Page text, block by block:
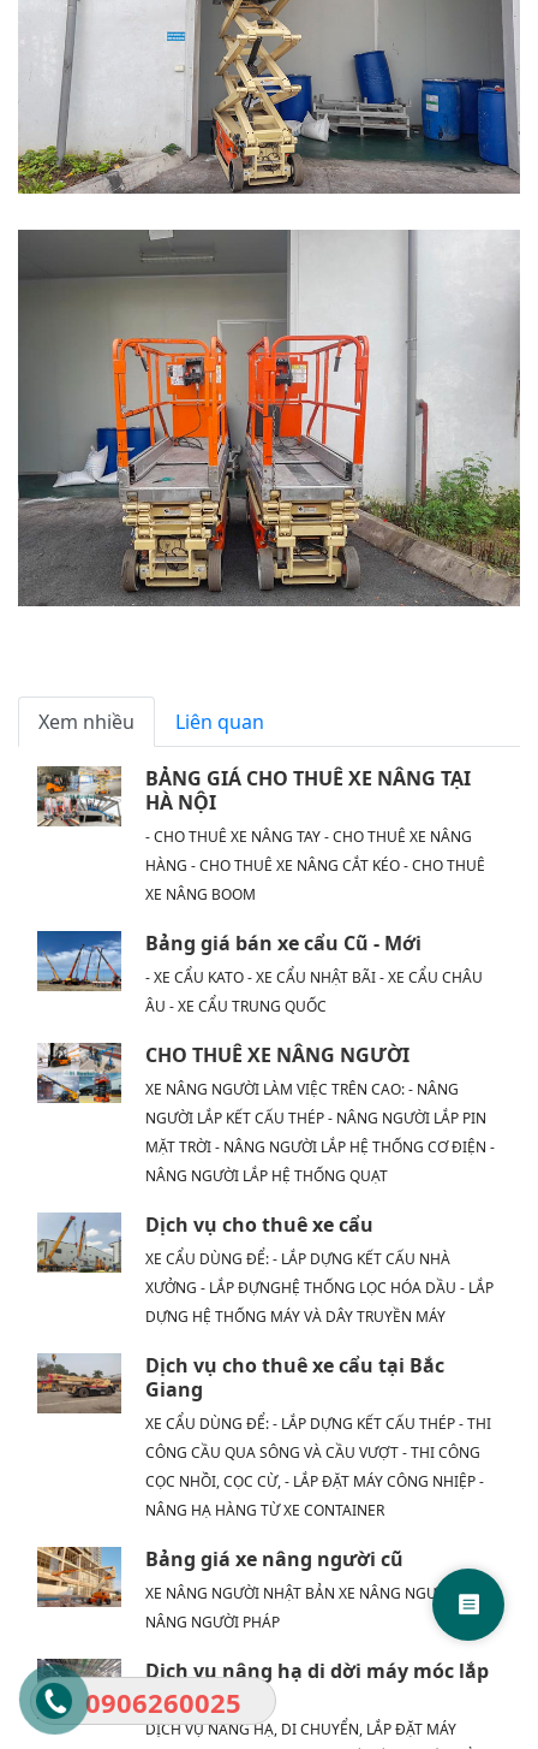
Xem nhiều Liên quan
BẢNG GIÁ CHO THUÊ XE NÂNG TẠI
HÀ NỘI
- CHO THUÊ XE NÂNG TAY - CHO THUÊ XE NÂNG
HÀNG - CHO THUÊ XE NÂNG CẮT KÉO - CHO THUÊ
XE NÂNG BOOM
Bảng giá bán xe cẩu Cũ - Mới
- XE CẨU KATO - XE CẨU NHẬT BÃI - XE CẨU CHÂU
ÂU - XE CẨU TRUNG QUỐC
CHO THUÊ XE NÂNG NGƯỜI
XE NÂNG NGƯỜI LÀM VIỆC TRÊN CAO: - NÂNG
NGƯỜI LẮP KẾT CẤU THÉP - NÂNG NGƯỜI LẮP PIN
MẶT TRỜI - NÂNG NGƯỜI LẮP HỆ THỐNG CƠ ĐIỆN -
NÂNG NGƯỜI LẮP HỆ THỐNG QUẠT
Dịch vụ cho thuê xe cẩu
XE CẨU DÙNG ĐỂ: - LẮP DỰNG KẾT CẤU NHÀ
XƯỞNG - LẮP ĐỰNGHỆ THỐNG LỌC HÓA DẦU - LẮP
DỰNG HỆ THỐNG MÁY VÀ DÂY TRUYỀN MÁY
Dịch vụ cho thuê xe cẩu tại Bắc
Giang
XE CẨU DÙNG ĐỂ: - LẮP DỰNG KẾT CẤU THÉP - THI
CÔNG CẦU QUA SÔNG VÀ CẦU VƯỢT - THI CÔNG
CỌC NHỒI, CỌC CỪ, - LẮP ĐẶT MÁY CÔNG NHIỆP -
NÂNG HẠ HÀNG TỪ XE CONTAINER
Bảng giá xe nâng người cũ
XE NÂNG NGƯỜI NHẬT BẢN XE NÂNG NGƯỜI MỸ XE
NÂNG NGƯỜI PHÁP
Dịch vụ nâng hạ di dời máy móc lắp
đặt vào vị trí.
DỊCH VỤ NÂNG HẠ, DI CHUYỂN, LẮP ĐẶT MÁY
0906260025